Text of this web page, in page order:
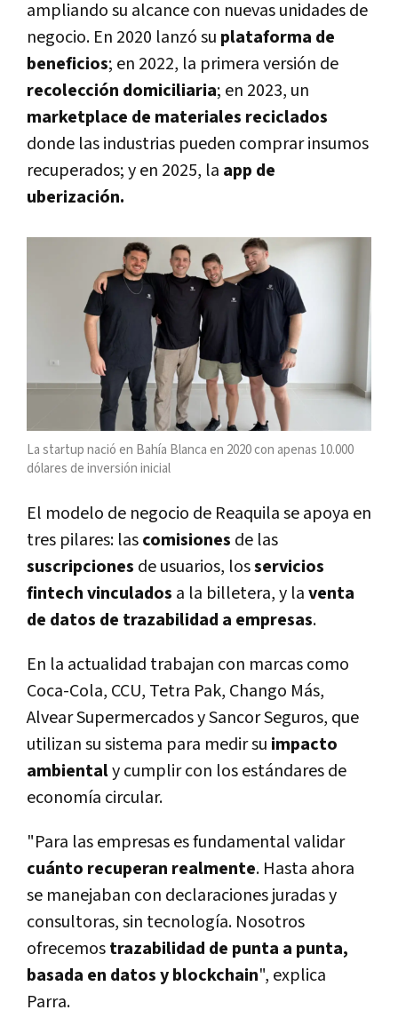
ampliando su alcance con nuevas unidades de
negocio. En 2020 lanzó su plataforma de
beneficios; en 2022, la primera versión de
recolección domiciliaria; en 2023, un
marketplace de materiales reciclados
donde las industrias pueden comprar insumos
recuperados; y en 2025, la app de
uberización.
La startup nació en Bahía Blanca en 2020 con apenas 10.000
dólares de inversión inicial
El modelo de negocio de Reaquila se apoya en
tres pilares: lascomisiones de las
suscripciones de usuarios, losservicios
fintech vinculados a la billetera, y laventa
de datos de trazabilidad a empresas.
En la actualidad trabajan con marcas como
Coca-Cola, CCU, Tetra Pak, Chango Más,
Alvear Supermercados y Sancor Seguros, que
utilizan su sistema para medir su impacto
ambientaly cumplir con los estándares de
economía circular.
"Para las empresas es fundamental validar
cuánto recuperan realmente. Hasta ahora
se manejaban con declaraciones juradas y
consultoras, sin tecnología. Nosotros
ofrecemostrazabilidad de punta a punta,
basada en datos y blockchain", explica
Parra.